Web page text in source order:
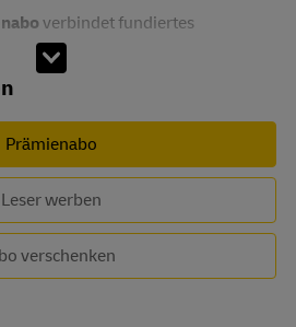
verbindet fundiertes
Prämienabo
Leser werben
verschenken